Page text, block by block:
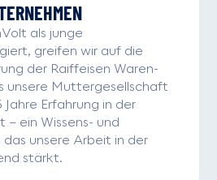
als junge
greifen wir auf die
der Raiffeisen Waren-
unsere Muttergesellschaft
Erfahrung in der
ein Wissens- und
unsere Arbeit in der
stärkt.